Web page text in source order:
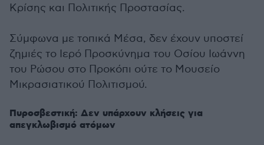
Κρίσης και Πολιτικής Προστασίας.
Σύμφωνα με τοπικά Μέσα, δεν έχουν υποστεί
ζημιές το Ιερό Προσκύνημα του Οσίου Ιωάννη
του Ρώσου στο Προκόπι ούτε το Μουσείο
Μικρασιατικού Πολιτισμού.
Πυροσβεστική: Δεν υπάρχουν κλήσεις για
απεγκλωβισμό ατόμων